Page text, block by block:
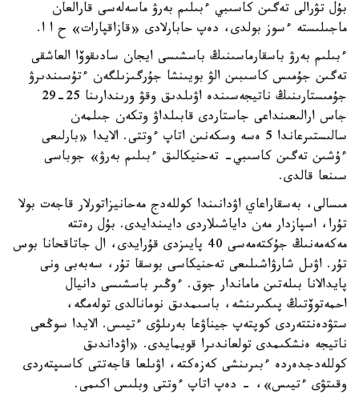
بۇل تۋرالى تەگىن كاسىبي ءبىلىم بەرۋ ماسەلەسى قارالعان
ماجىلىستە ءسوز بولدى، دەپ حابارلادى «قازاقپارات» ح ا ا.
ءبىلىم بەرۋ باسقارماسىنىڭ باسشىسى ايجان سادىقوۆا العاشقى
تەگىن جۇمىس كاسىبىن الۋ بويىنشا جۇرگىزىلگەن ءتۇسىندىرۋ
جۇمىستارىنىڭ ناتيجەسىندە اۋىلدىق وقۋ ورىندارىنا 25-29
جاس ارالىعىنداعى جاستاردى قابىلداۋ وتكەن جىلمەن
سالىستىرعاندا 5 ەسە وسكەنىن اتاپ ءوتتى. الايدا «بارلىعى
ءۇشىن تەگىن كاسىبي- تەحنيكالىق ءبىلىم بەرۋ» جوباسى
سىنعا قالدى.
مىسالى، بەسقاراعاي اۋدانىندا كوللەدج مەحانيزاتورلار قاجەت بولا
تۇرا، اسپازدار مەن داياشىلاردى دايىندايدى. بۇل رەتتە
مەكەمەنىڭ جۇكتەمەسى 40 پايىزدى قۇرايدى، ال جاتاقحانا بوس
تۇر. اۋىل شارۋاشىلىعى تەحنيكاسى بوسقا تۇر، سەبەبى ونى
پايدالانا بىلەتىن ماماندار جوق. ءوڭىر باسشىسى دانيال
احمەتوۆتىڭ پىكىرىنشە، باسىمدىق نومانالدى تولەمگە،
ستۋدەنتتەردى كوپتەپ جيناۋعا بەرىلۋى ءتيىس. الايدا سوڭعى
ناتيجە ەنشكىمدى تولعاندىرا قويمايدى. «اۋداندىق
كوللەدجدەردە ءبىرىنشى كەزەكتە، اۋىلعا قاجەتتى كاسىپتەردى
وقىتۋى ءتيىس»، - دەپ اتاپ ءوتتى وبلىس اكىمى.